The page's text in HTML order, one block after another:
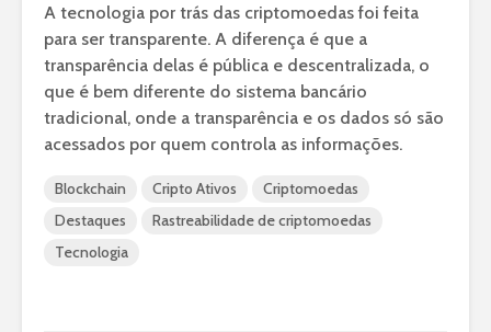
A tecnologia por trás das criptomoedas foi feita
para ser transparente. A diferença é que a
transparência delas é pública e descentralizada, o
que é bem diferente do sistema bancário
tradicional, onde a transparência e os dados só são
acessados por quem controla as informações.
Blockchain Cripto Ativos
Criptomoedas
Destaques
Rastreabilidade de criptomoedas
Tecnologia